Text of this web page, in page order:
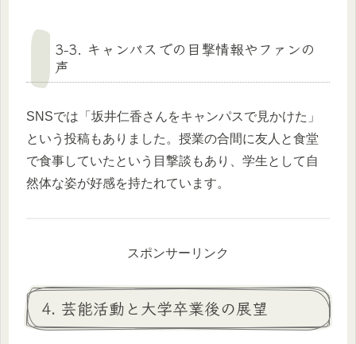
3-3. キャンパスでの目撃情報やファンの
声
SNSでは「坂井仁香さんをキャンパスで見かけた」
という投稿もありました。授業の合間に友人と食堂
で食事していたという目撃談もあり、学生として自
然体な姿が好感を持たれています。
スポンサーリンク
4. 芸能活動と大学卒業後の展望